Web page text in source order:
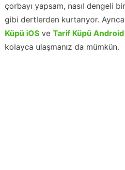
çorbayı yapsam, nasıl dengeli
gibi dertlerden kurtarıyor.
Küpü iOS ve Tarif Küpü Android
kolayca ulaşmanız da mümkün.